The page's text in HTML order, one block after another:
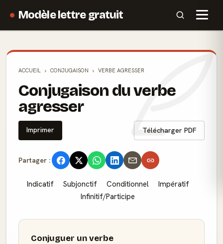
Modèle lettre gratuit
ACCUEIL CONJUGAISON VERBE AGRESSER
Conjugaison du verbe
agresser
Imprimer Télécharger PDF
Partager :
Indicatif Subjonctif Conditionnel
Impératif
Infinitif/Participe
Conjuguer un verbe